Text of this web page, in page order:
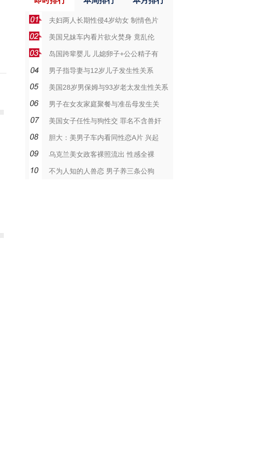
夫妇两人长期性侵4岁幼女 制情色片
美国兄妹车内看片欲火焚身 竟乱伦
岛国跨辈婴儿 儿媳卵子+公公精子有
男子指导妻与12岁儿子发生性关系
美国28岁男保姆与93岁老太发生性关系
男子在女友家庭聚餐与准岳母发生关
美国女子任性与狗性交 罪名不含兽奸
胆大：美男子车内看同性恋A片 兴起
乌克兰美女政客裸照流出 性感全裸
不为人知的人兽恋 男子养三条公狗